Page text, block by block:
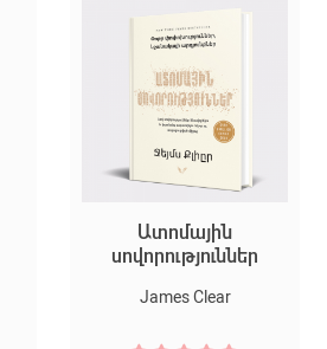
Ատոմային
սովորություններ
James Clear